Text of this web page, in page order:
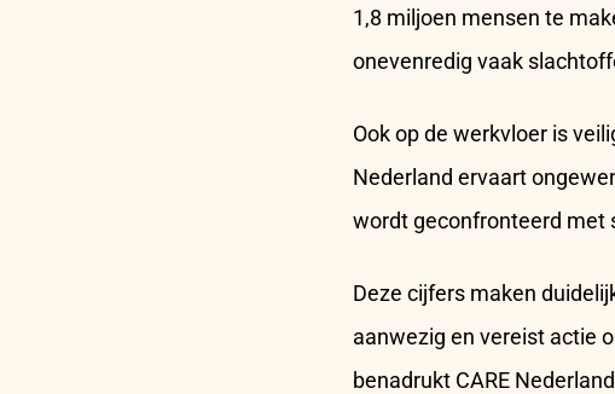
1,8 miljoen mensen te
onevenredig vaak
Ook op de werkvloer is
Nederland ervaart
wordt geconfronteerd met
Deze cijfers maken
aanwezig en vereist actie
benadrukt CARE